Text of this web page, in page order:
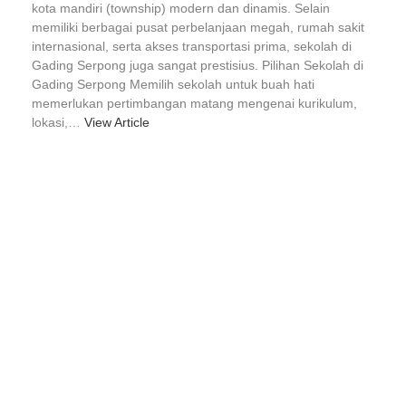
kota mandiri (township) modern dan dinamis. Selain
memiliki berbagai pusat perbelanjaan megah, rumah sakit
internasional, serta akses transportasi prima, sekolah di
Gading Serpong juga sangat prestisius. Pilihan Sekolah di
Gading Serpong Memilih sekolah untuk buah hati
memerlukan pertimbangan matang mengenai kurikulum,
lokasi,… View Article